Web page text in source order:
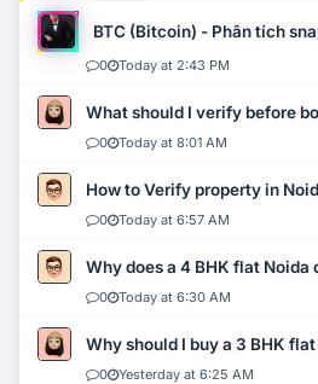
BTC (Bitcoin) - Phân tích
0 Today at 2:43 PM
What should I verify before
0 Today at 8:01 AM
How to Verify property in
0 Today at 6:57 AM
Why does a 4 BHK flat
0 Today at 6:30 AM
Why should I buy a 3 BHK
0 Yesterday at 6:25 AM